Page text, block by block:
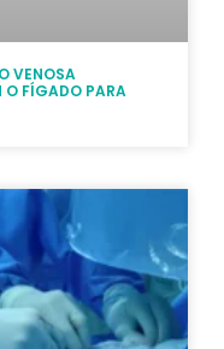
VENOSA
O FÍGADO PARA